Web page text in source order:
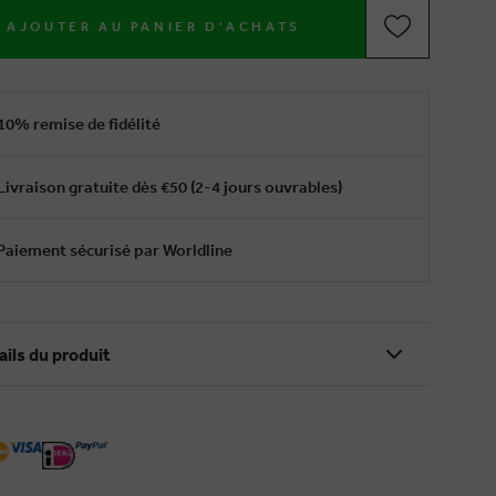
AJOUTER AU PANIER D'ACHATS
remise de fidélité
gratuite dès €50 (2-4 jours ouvrables)
sécurisé par Worldline
du produit